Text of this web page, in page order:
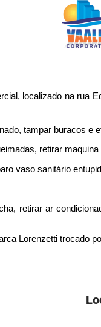
localizado na rua
tampar buracos e
retirar
vaso sanitário
retirar ar
Lorenzetti trocado